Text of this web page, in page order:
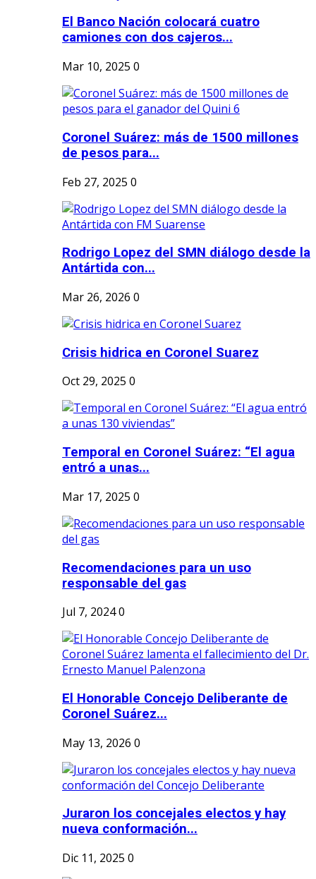
El Banco Nación colocará cuatro
camiones con dos cajeros...
Mar 10, 2025 0
Coronel Suárez: más de 1500 millones
de pesos para...
Feb 27, 2025 0
Rodrigo Lopez del SMN diálogo desde la
Antártida con...
Mar 26, 2026 0
Crisis hidrica en Coronel Suarez
Oct 29, 2025 0
Temporal en Coronel Suárez: “El agua
entró a unas...
Mar 17, 2025 0
Recomendaciones para un uso
responsable del gas
Jul 7, 20240
El Honorable Concejo Deliberante de
Coronel Suárez...
May 13, 2026 0
Juraron los concejales electos y hay
nueva conformación...
Dic 11, 2025 0